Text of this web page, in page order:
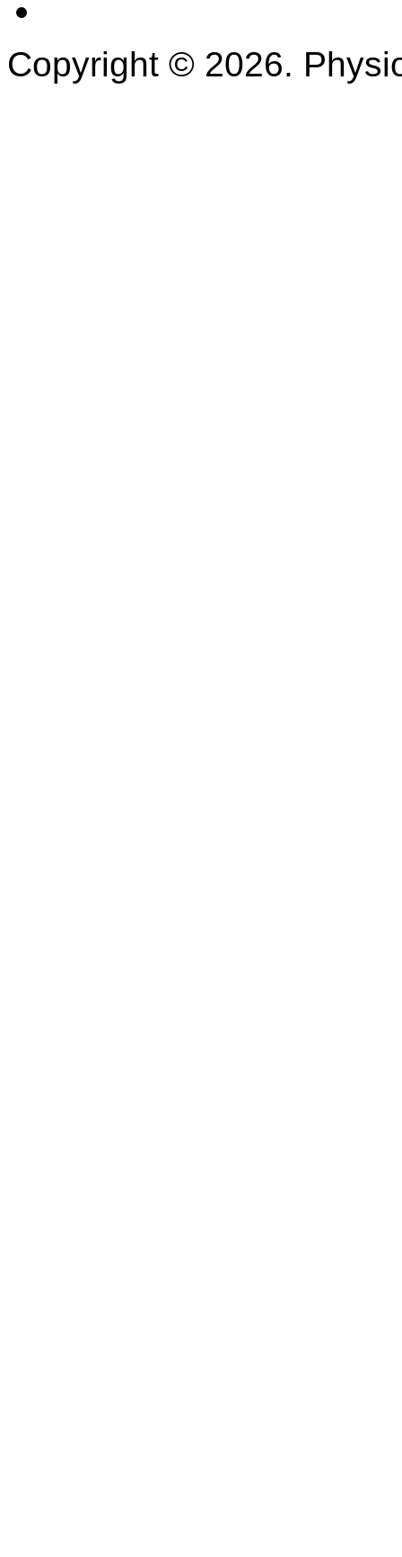
Copyright © 2026.